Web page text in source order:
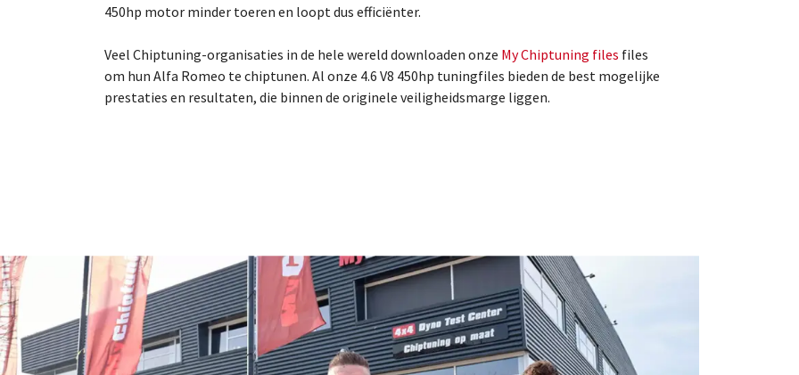
450hp motor minder toeren en loopt dus efficiënter.
Veel Chiptuning-organisaties in de hele wereld downloaden onze My Chiptuning files files
om hun Alfa Romeo te chiptunen. Al onze 4.6 V8 450hp tuningfiles bieden de best mogelijke
prestaties en resultaten, die binnen de originele veiligheidsmarge liggen.